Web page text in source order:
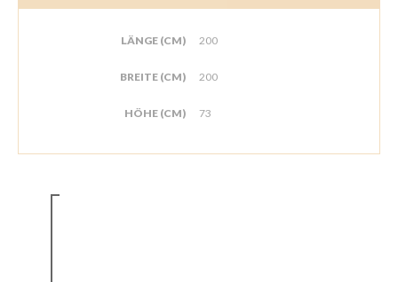
LÄNGE (CM) 200
BREITE (CM) 200
HÖHE (CM) 73